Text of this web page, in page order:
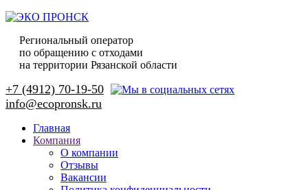
Региональный оператор
по обращению с отходами
на территории Рязанской области
+7 (4912) 70-19-50
Главная
Компания
О компании
Отзывы
Вакансии